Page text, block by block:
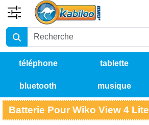
téléphone tablette
bluetooth musique
Batterie Pour Wiko View 4 Lite